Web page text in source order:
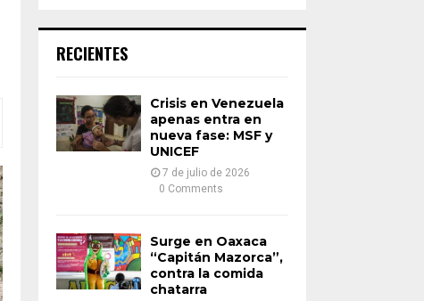
h
o
:
RECIENTES
Crisis en Venezuela
apenas entra en
nueva fase: MSF y
UNICEF
7 de julio de 2026
0 Comments
Surge en Oaxaca
“Capitán Mazorca”,
contra la comida
chatarra